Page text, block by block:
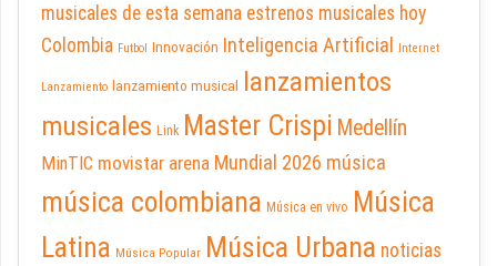
musicales de esta semana estrenos musicales hoy
Colombia Futbol Innovación Inteligencia Artificial Internet
Lanzamiento lanzamiento musical
lanzamientos
musicales Link Master Crispi Medellín
MinTIC movistar arena Mundial 2026 música
música colombiana Música en vivo Música
Latina Música Popular Música Urbana noticias